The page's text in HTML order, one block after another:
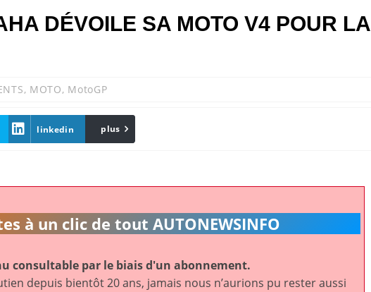
DÉVOILE SA MOTO V4 POUR LA
, MOTO, MotoGP
linkedin Email
plus
à un clic de tout AUTONEWSINFO
consultable par le biais d'un abonnement.
depuis bientôt 20 ans, jamais nous n’aurions pu rester aussi